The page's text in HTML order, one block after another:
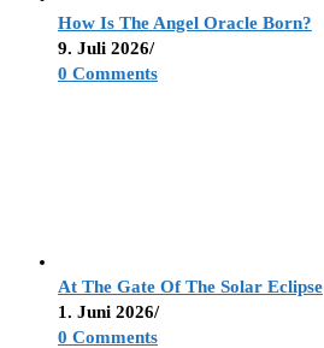
How Is The Angel Oracle Born?
9. Juli 2026/
0 Comments
At The Gate Of The Solar Eclipse
1. Juni 2026/
0 Comments